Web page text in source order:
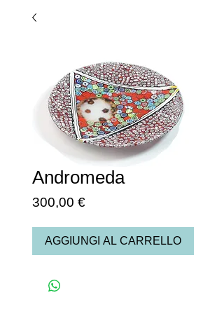
Andromeda
300,00 €Prezzo
AGGIUNGI AL CARRELLO